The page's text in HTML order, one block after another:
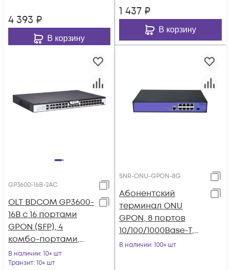
4 393 ₽
В корзину
1 437 ₽
В корзину
GP3600-16B-2AC
OLT BDCOM GP3600-
16B с 16 портами
GPON (SFP), 4
комбо-портами,
4хSFP, 4 SFP+, 2 БП
АC
В наличии: 10+ шт
Транзит: 10+ шт
SNR-ONU-GPON-8G
Абонентский
терминал ONU
GPON, 8 портов
10/100/1000Base-T,
совместим с
В наличии: 100+ шт